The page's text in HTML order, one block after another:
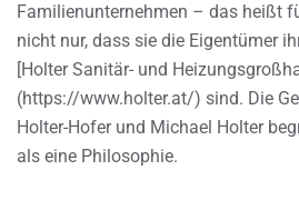
Familienunternehmen – das heißt
nicht nur, dass sie die Eigentümer
[Holter Sanitär- und
(https://www.holter.at/) sind. Die
Holter-Hofer und Michael Holter
als eine Philosophie.